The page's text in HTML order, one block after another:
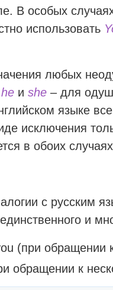
В особых
использовать
любых
he и she – для
языке
исключения
в обоих
с русским
и
(при обращении
обращении к